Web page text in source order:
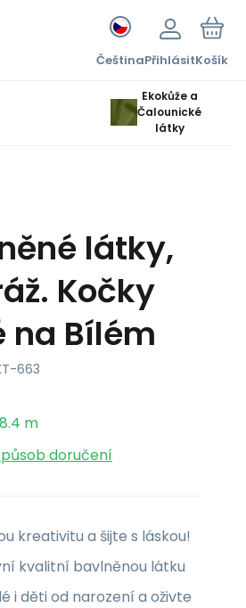
ČeštinaPřihlásitKošík
Ekokůže a
Čalounické
látky
látky,
Kočky
na Bílém
663
m
doručení
kreativitu a šijte s láskou!
kvalitní bavlněnou látku
i děti od narození a oživte